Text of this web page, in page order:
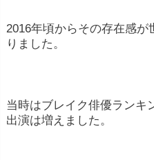
声優活動:アニメやア
ムなどで声を担当す
スポンサーシップや
優・女優は、ブラン
2016年頃からその存在感
りました。
当時はブレイク俳優ランキ
出演は増えました。